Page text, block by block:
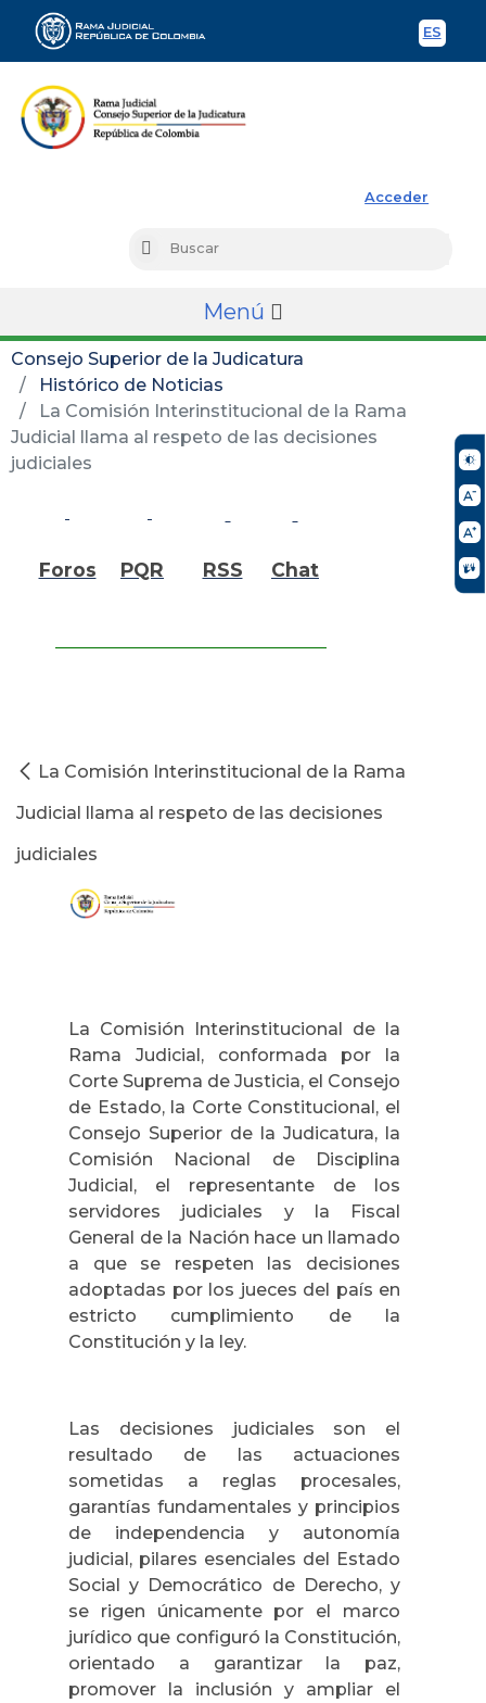
ES
Acceder
Buscar
Menú
Consejo Superior de la Judicatura
Histórico de Noticias
La Comisión Interinstitucional de la Rama
Judicial llama al respeto de las decisiones
judiciales
Foros PQR RSS Chat
La Comisión Interinstitucional de la Rama
Judicial llama al respeto de las decisiones
judiciales
La Comisión Interinstitucional de la
Rama Judicial, conformada por la
Corte Suprema de Justicia, el Consejo
de Estado, la Corte Constitucional, el
Consejo Superior de la Judicatura, la
Comisión Nacional de Disciplina
Judicial, el representante de los
servidores judiciales y la Fiscal
General de la Nación hace un llamado
a que se respeten las decisiones
adoptadas por los jueces del país en
estricto cumplimiento de la
Constitución y la ley.
Las decisiones judiciales son el
resultado de las actuaciones
sometidas a reglas procesales,
garantías fundamentales y principios
de independencia y autonomía
judicial, pilares esenciales del Estado
Social y Democrático de Derecho, y
se rigen únicamente por el marco
jurídico que configuró la Constitución,
orientado a garantizar la paz,
promover la inclusión y ampliar el